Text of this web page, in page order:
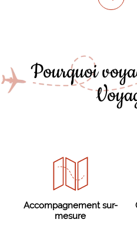
Pourquoi
Accompagnement sur-
mesure